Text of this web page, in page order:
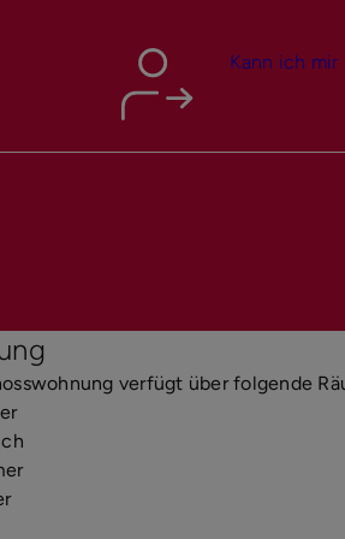
Kann ich
verfügt über folgende